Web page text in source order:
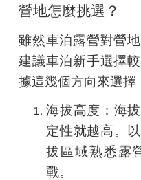
營地怎麼挑選？
雖然車泊露營對營
建議車泊新手選擇
據這幾個方向來選擇
海拔高度 ：海
定性就越高。
拔區域熟悉露
戰。